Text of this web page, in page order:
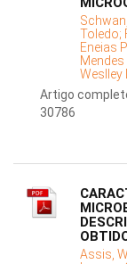
Toledo;
Eneias
Weslley
Artigo
30786
Assis,